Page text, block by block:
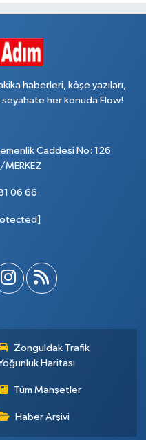
haberleri, köşe yazıları,
her konuda Flow!
Caddesi No: 126
MERKEZ
06 66
Zonguldak Trafik
Haritası
Tüm Manşetler
Haber Arşivi